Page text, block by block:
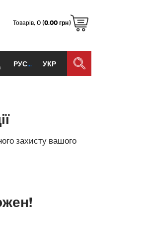
Товарів, 0 (0.00 грн)
РУС УКР
захисту вашого